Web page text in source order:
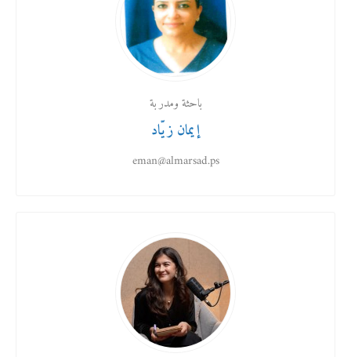
باحثة ومدربة
إيمان زيّاد
eman@almarsad.ps